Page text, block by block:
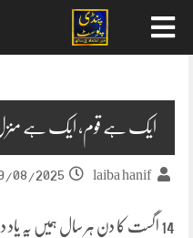
ایک ہے قوم، ایک ہے
laiba hanif
08/2025
14 اگست کا دن ہر سال ہمیں یہ